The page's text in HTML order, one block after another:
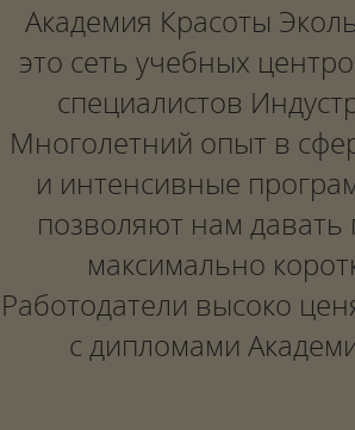
Академия Красоты
это сеть учебных
специалистов
Многолетний опыт в
и интенсивные
позволяют нам давать
максимально
Работодатели высоко
с дипломами